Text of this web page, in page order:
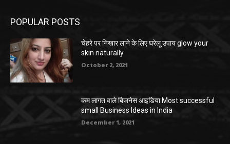
POPULAR POSTS
चेहरे पर निखार लाने के लिए घरेलू उपाय glow your
skin naturally
October 2, 2021
कम लागत वाले बिजनेस आइडिया Most successful
small Business Ideas in India
December 1, 2021